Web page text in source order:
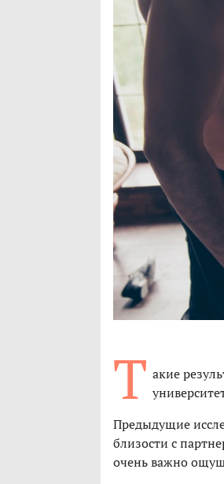
Т акие
Предыдущие
близости с
очень важно